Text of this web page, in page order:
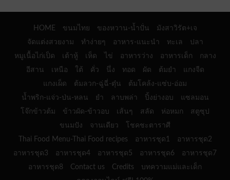
HOME ขนมไทย ของหวาน-น้ำปั่น
มังสาวิรัต+เจ
จัดแต่งสวยงาม
ทำง่ายๆ อาหาร-แนะนำ ทะเล
ปลา
หมูเนื้อไก่เป็ด
เต้าหู้ เห็ด ไข่ อาหารว่าง อาหารเด็ก
กลาง
อีสาน
เหนือ ใต้ คั่ว นึ่ง ทอด ผัด ต้มยำ
แกงจืด
แกงเผ็ด
ต้มลวก-ฉู่ฉี่-ตุ๋น
ต้มโคล้ง-แซ่บ-อ่อม
น้ำพริก-แจ่ว-ป่น-หลน
ยำ ลาบพล่า ปิ้งย่างอบ
แซลมอน
โจ๊กข้าวต้ม
ข้าวผัด-ข้าวอบ เส้นๆ สลัด ห่อหมก
สตูซุป
ขนมปัง
จานเดียว
โชคชะตาราศี
Thai Food Menu-Thai Food recipes
อาหารชุด1
อาหารชุด2
อาหารชุด3
อาหารชุด4 อาหารชุด5 อาหารชุด6
อาหารชุด7
อาหารชุด8
Contact us Credits
บทความแม่และเด็ก